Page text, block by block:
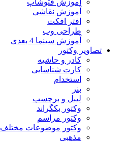
آموزش فتوشاپ
آموزش نقاشی
افتر افکت
طراحی وب
آموزش سینما 4 بعدی
تصاویر وکتور
کادر و حاشیه
کارت شناسایی
استخدام
بنر
لیبل و برچسب
وکتور بکگراند
وکتور مراسم
وکتور موضوعات مختلف
مذهبی